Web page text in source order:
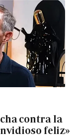
contra la
feliz»